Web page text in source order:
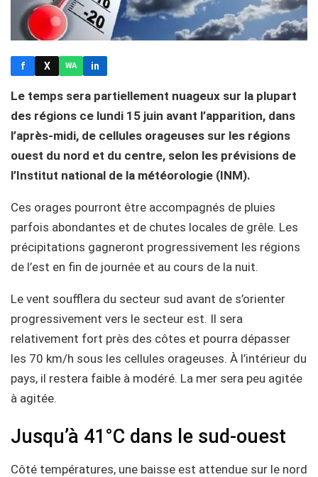
f X WA in
Le temps sera partiellement nuageux sur la plupart
des régions ce lundi 15 juin avant l’apparition, dans
l’après-midi, de cellules orageuses sur les régions
ouest du nord et du centre, selon les prévisions de
l’Institut national de la météorologie (INM).
Ces orages pourront être accompagnés de pluies
parfois abondantes et de chutes locales de grêle. Les
précipitations gagneront progressivement les régions
de l’est en fin de journée et au cours de la nuit.
Le vent soufflera du secteur sud avant de s’orienter
progressivement vers le secteur est. Il sera
relativement fort près des côtes et pourra dépasser
les 70 km/h sous les cellules orageuses. À l’intérieur du
pays, il restera faible à modéré. La mer sera peu agitée
à agitée.
Jusqu’à 41°C dans le sud-ouest
Côté températures, une baisse est attendue sur le nord